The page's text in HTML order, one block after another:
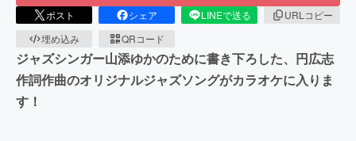
ポスト シェア LINEで送る
URLコピー
埋め込み
QRコード
ジャズシンガー山添ゆかのために書き下ろした、円広志
作詞作曲のオリジナルジャズソングがカラオケに入りま
す！